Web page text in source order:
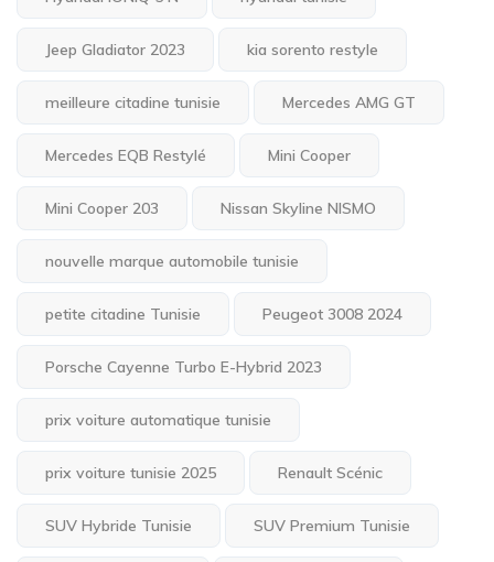
Jeep Gladiator 2023 kia sorento restyle
meilleure citadine tunisie Mercedes AMG GT
Mercedes EQB Restylé Mini Cooper
Mini Cooper 203 Nissan Skyline NISMO
nouvelle marque automobile tunisie
petite citadine Tunisie Peugeot 3008 2024
Porsche Cayenne Turbo E-Hybrid 2023
prix voiture automatique tunisie
prix voiture tunisie 2025 Renault Scénic
SUV Hybride Tunisie SUV Premium Tunisie